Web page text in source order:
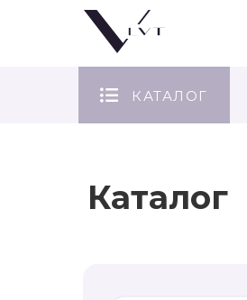
КАТАЛОГ
Каталог